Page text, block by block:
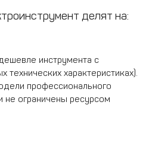
делят на:
инструмента с
технических характеристиках).
профессионального
не ограничены ресурсом